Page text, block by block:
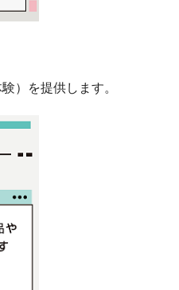
）を提供します。